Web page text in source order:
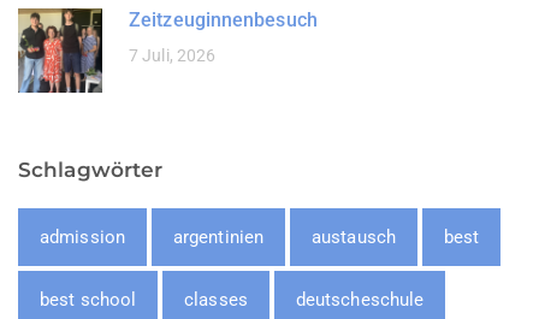
Zeitzeuginnenbesuch
7 Juli, 2026
Schlagwörter
admission argentinien austausch best
best school classes deutscheschule